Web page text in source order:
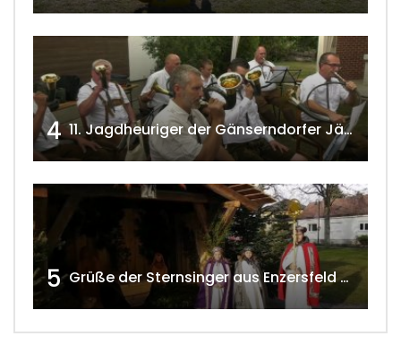
4 11. Jagdheuriger der Gänserndorfer Jäger 2020 w4tv166
5 Grüße der Sternsinger aus Enzersfeld – Klein-Engersdorf 2021 w4tv169